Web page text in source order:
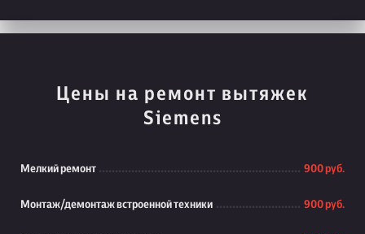
Цены на ремонт вытяжек
Siemens
Мелкий ремонт 900 руб.
Монтаж/демонтаж встроенной техники 900 руб.